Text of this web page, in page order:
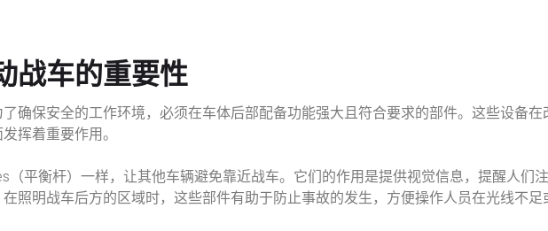
战车的重要性
确保安全的工作环境，必须在车体后部配备功能强大且符合要求的部件。这些设备在
挥着重要作用。
（平衡杆）一样，让其他车辆避免靠近战车。它们的作用是提供视觉信息，提醒人们
照明战车后方的区域时，这些部件有助于防止事故的发生，方便操作人员在光线不足